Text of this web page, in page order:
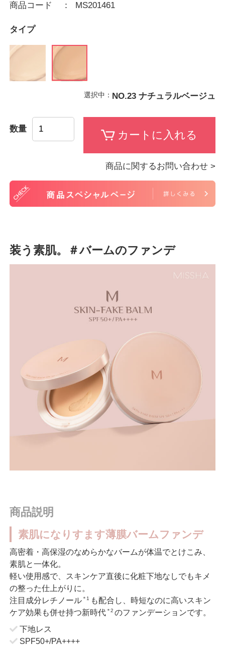
商品コード
MS201461
タイプ
選択中： NO.23 ナチュラルベージュ
数量
商品に関するお問い合わせ >
装う素肌。＃バームのファンデ
商品説明
素肌になりすます薄膜バームファンデ
高密着・高保湿のなめらかなバームが体温でとけこみ、
素肌と一体化。
軽い使用感で、スキンケア直後に化粧下地なしでもキメ
の整った仕上がりに。
注目成分レチノール ＊1 も配合し、時短なのに高いスキン
ケア効果も併せ持つ新時代 ＊2 のファンデーションです。
下地レス
SPF50+/PA++++